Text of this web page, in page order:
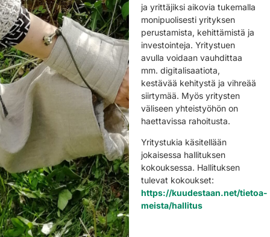
ja yrittäjiksi aikovia tukemalla
monipuolisesti yrityksen
perustamista, kehittämistä ja
investointeja. Yritystuen
avulla voidaan vauhdittaa
mm. digitalisaatiota,
kestävää kehitystä ja vihreää
siirtymää. Myös yritysten
väliseen yhteistyöhön on
haettavissa rahoitusta.
Yritystukia käsitellään
jokaisessa hallituksen
kokouksessa. Hallituksen
tulevat kokoukset:
https://kuudestaan.net/tietoa-
meista/hallitus